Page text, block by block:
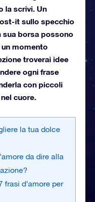
la scrivi. Un
it sullo specchio
borsa possono
momento
troverai idee
ogni frase
con piccoli
cuore.
la tua dolce
da dire alla
frasi d’amore per